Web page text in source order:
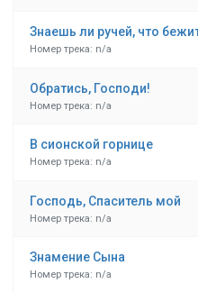
Знаешь ли ручей, что
Номер трека: n/a
Обратись, Господи!
Номер трека: n/a
В сионской горнице
Номер трека: n/a
Господь, Спаситель мой
Номер трека: n/a
Знамение Сына
Номер трека: n/a